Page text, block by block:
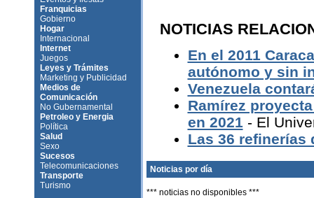
Franquicias
Gobierno
Hogar
Internacional
Internet
Juegos
Leyes y Trámites
Marketing y Publicidad
Medios de
Comunicación
No Gubernamental
Petroleo y Energia
Política
Salud
Sexo
Sucesos
Telecomunicaciones
Transporte
Turismo
NOTICIAS
En el 2011
autónomo y sin
Venezuela
Ramírez
en 2021 - El
Las 36 refinerías
Noticias por día
*** noticias no disponibles ***